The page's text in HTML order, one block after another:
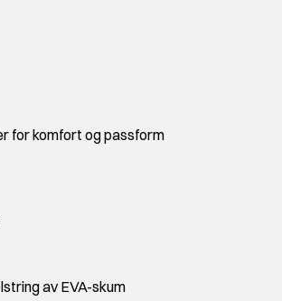
for komfort og passform
av EVA-skum